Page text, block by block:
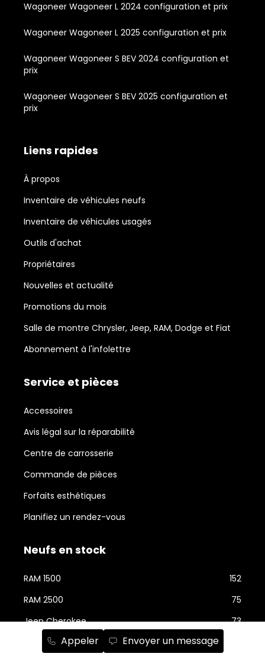
Appeler Envoyer un message
Wagoneer Wagoneer L 2024 configuration et prix
Wagoneer Wagoneer L 2025 configuration et prix
Wagoneer Wagoneer S BEV 2024 configuration et
prix
Wagoneer Wagoneer S BEV 2025 configuration et
prix
Liens rapides
À propos
Inventaire de véhicules neufs
Inventaire de véhicules usagés
Outils d'achat
Propriétaires
Nouvelles et actualité
Promotions du mois
Salle de montre Chrysler, Jeep, RAM, Dodge et Fiat
Abonnement à l'infolettre
Service et pièces
Accessoires
Avis légal sur la réparabilité
Centre de carrosserie
Commande de pièces
Forfaits esthétiques
Planifiez un rendez-vous
Neufs en stock
RAM 1500
152
RAM 2500
75
Jeep Cherokee
73
Jeep Wrangler